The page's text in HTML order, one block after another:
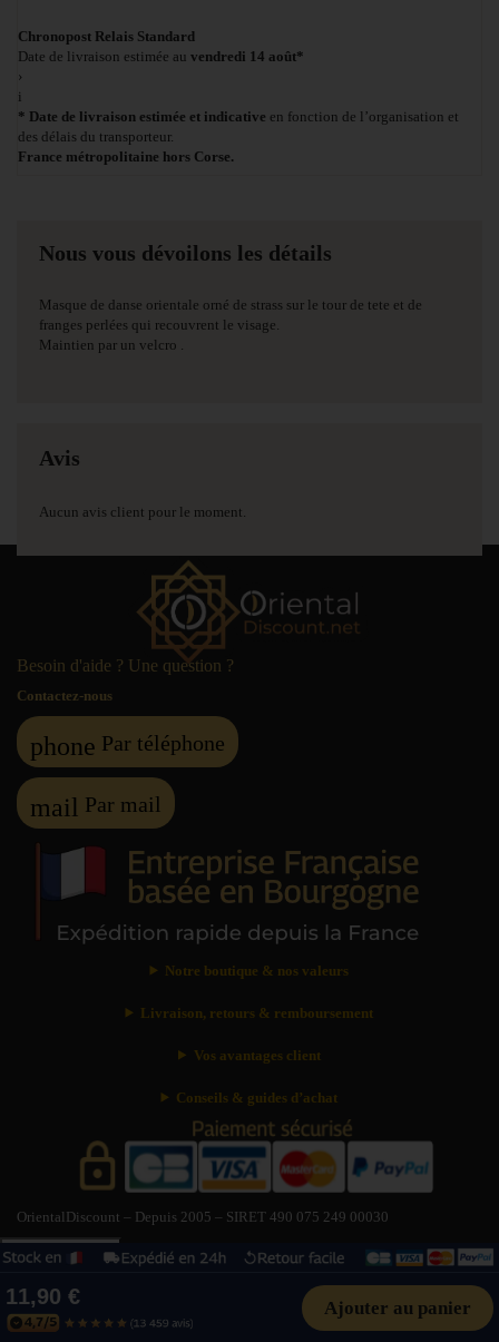
Chronopost Relais Standard
Date de livraison estimée au vendredi 14 août*
›
i
* Date de livraison estimée et indicative en fonction de l’organisation et
des délais du transporteur.
France métropolitaine hors Corse.
Nous vous dévoilons les détails
Masque de danse orientale orné de strass sur le tour de tete et de
franges perlées qui recouvrent le visage.
Maintien par un velcro .
Avis
Aucun avis client pour le moment.
11,90 €
Ajouter au panier
Besoin d'aide ? Une question ?
Contactez-nous
phone Par téléphone
mail Par mail
Notre boutique & nos valeurs
Livraison, retours & remboursement
Vos avantages client
Conseils & guides d’achat
OrientalDiscount – Depuis 2005 – SIRET 490 075 249 00030
Besoin d’aide ?
?
Livraison : délais & tarifs
Suivre ma commande
Paiement sécurisé
Retour & remboursement
Problème avec un article Contacter le service client